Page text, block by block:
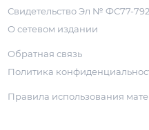
Свидетельство Эл № ФС77-
О сетевом издании
Обратная связь
Политика
Правила использования